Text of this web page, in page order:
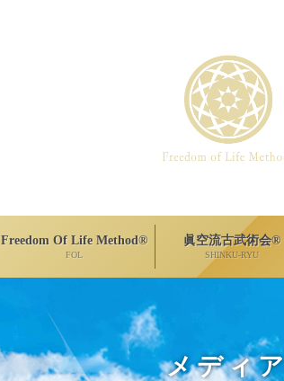
Freedom Of Life Method®
FOL
眞空流古武術会®
SHINKU-RYU
メディア